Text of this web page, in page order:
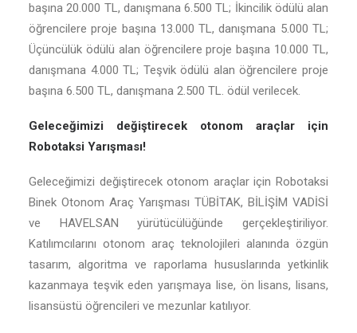
başına 20.000 TL, danışmana 6.500 TL; İkincilik ödülü alan
öğrencilere proje başına 13.000 TL, danışmana 5.000 TL;
Üçüncülük ödülü alan öğrencilere proje başına 10.000 TL,
danışmana 4.000 TL; Teşvik ödülü alan öğrencilere proje
başına 6.500 TL, danışmana 2.500 TL. ödül verilecek.
Geleceğimizi değiştirecek otonom araçlar için
Robotaksi Yarışması!
Geleceğimizi değiştirecek otonom araçlar için Robotaksi
Binek Otonom Araç Yarışması TÜBİTAK, BİLİŞİM VADİSİ
ve HAVELSAN yürütücülüğünde gerçekleştiriliyor.
Katılımcılarını otonom araç teknolojileri alanında özgün
tasarım, algoritma ve raporlama hususlarında yetkinlik
kazanmaya teşvik eden yarışmaya lise, ön lisans, lisans,
lisansüstü öğrencileri ve mezunlar katılıyor.